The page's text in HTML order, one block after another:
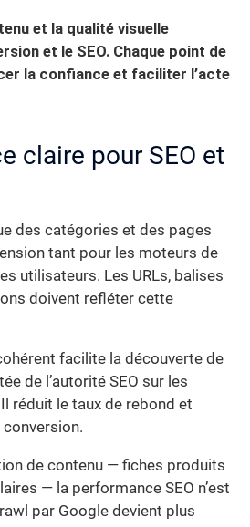
et la qualité visuelle
et le SEO. Chaque point de
la confiance et faciliter l’acte
claire pour SEO et
des catégories et des pages
tant pour les moteurs de
utilisateurs. Les URLs, balises
doivent refléter cette
facilite la découverte de
de l’autorité SEO sur les
réduit le taux de rebond et
conversion.
de contenu — fiches produits
— la performance SEO n’est
par Google devient plus